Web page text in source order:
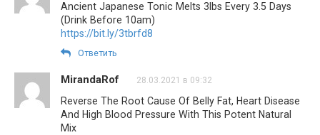
Ancient Japanese Tonic Melts 3lbs Every 3.5 Days
(Drink Before 10am)
https://bit.ly/3tbrfd8
Ответить
MirandaRof 28.03.2021 в 09:32
Reverse The Root Cause Of Belly Fat, Heart Disease
And High Blood Pressure With This Potent Natural
Mix